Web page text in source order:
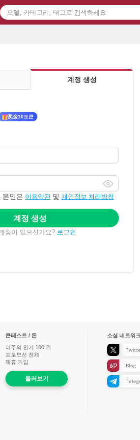
계정 생성
奖金10토큰
본인은 이용약관 및 개인정보 처리방침
계정 생성
정이 있으신가요? 로그인
콘테스트 / 돈
이주의 인기 100 위
프로모션 전체
제휴 가입
둘러보기
소셜 네트워크
Blog